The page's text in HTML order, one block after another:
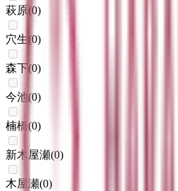
萩原(0)
穴生(0)
森下(0)
今池(0)
楠橋(0)
新木屋瀬(0)
木屋瀬(0)